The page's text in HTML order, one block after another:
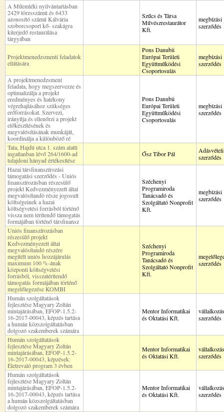
A Műemléki nyilvántartásban
2429 törzsszámú és 6433
azonosító számú Kálvária
szoborcsoport kő- szakágra
kiterjedő restaurálása
tárgyában
Szűcs és Társa
Művészrestaurátor
Kft.
megbízási
szerződés
Projektmenedzsmenti feladatok
ellátására
Pons Danubii
Európai Területi
Együttműködési
Csoportosulás
megbízási
szerződés
A projektmenedzsment
feladata, hogy megszervezze és
optimalizálja a projekt
eredményes és hatékony
végrehajtásához szükséges
erőforrásokat. Szervezi,
irányítja és ellenőrzi a projekt
előkészítésének és
megvalósításának munkáját,
koordinálja a különböző ré
Pons Danubii
Európai Területi
Együttműködési
Csoportosulás
megbízási
szerződés
Tata, Hajdú utca 1. szám alatti
ingatlanban lévő 264/1600-ad
tulajdoni hányad értékesítése
Ősz Tibor Pál
Adásvételi
szerződés
Hazai társfinanszírozási
támogatási szerződés - Uniós
finanszírozásban részesülő
projekt Kedvezményezett által
megvalósítandó része jogosult
költségeinek a hazai
költségvetési forrásból történő
vissza nem térítendő támogatás
formájában történő társfinansz
Széchenyi
Programiroda
Tanácsadó és
Szolgáltató Nonprofit
Kft.
megbízási
szerződés
Uniós finanszírozásban
részesülő projekt
Kedvezményezett által
megvalósítandó részére
megítélt uniós hozzájárulás
maximum 100 %-ának
központi költségvetési
forrásból, visszatérítendő
támogatás formájában történő
megelőlegezése KOMBI
Széchenyi
Programiroda
Tanácsadó és
Szolgáltató Nonprofit
Kft.
szerződés
Humán szolgáltatások
fejlesztése Magyary Zoltán
mintajárásában, EFOP-1.5.2-
16-2017-00043, képzés tartása
a humán közszolgáltatásban
dolgozó szakemberek számára
Mentor Informatikai
és Oktatási Kft.
szerződés
Humán szolgáltatások
fejlesztése Magyary Zoltán
mintajárásában, EFOP-1.5.2-
16-2017-00043, képzések:
Életrevaló program 3 évben
Mentor Informatikai
és Oktatási Kft.
szerződés
Humán szolgáltatások
fejlesztése Magyary Zoltán
mintajárásában, EFOP-1.5.2-
16-2017-00043, képzés tartása
a humán közszolgáltatásban
dolgozó szakemberek számára
Mentor Informatikai
és Oktatási Kft.
szerződés